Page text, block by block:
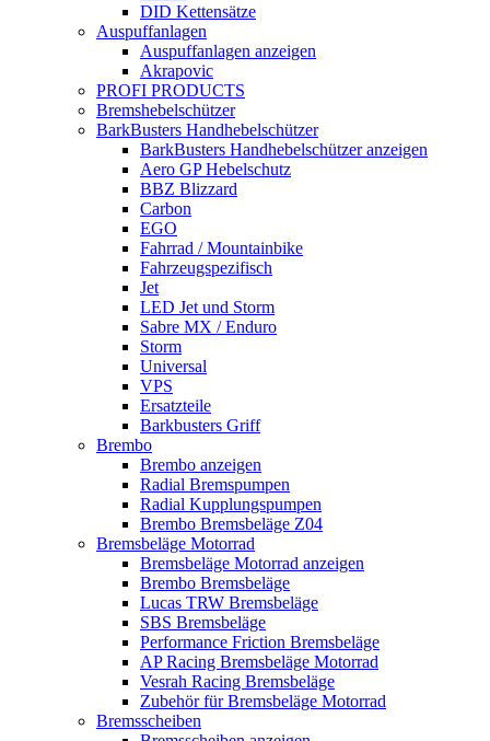
DID Kettensätze
Auspuffanlagen
Auspuffanlagen anzeigen
Akrapovic
PROFI PRODUCTS
Bremshebelschützer
BarkBusters Handhebelschützer
BarkBusters Handhebelschützer anzeigen
Aero GP Hebelschutz
BBZ Blizzard
Carbon
EGO
Fahrrad / Mountainbike
Fahrzeugspezifisch
Jet
LED Jet und Storm
Sabre MX / Enduro
Storm
Universal
VPS
Ersatzteile
Barkbusters Griff
Brembo
Brembo anzeigen
Radial Bremspumpen
Radial Kupplungspumpen
Brembo Bremsbeläge Z04
Bremsbeläge Motorrad
Bremsbeläge Motorrad anzeigen
Brembo Bremsbeläge
Lucas TRW Bremsbeläge
SBS Bremsbeläge
Performance Friction Bremsbeläge
AP Racing Bremsbeläge Motorrad
Vesrah Racing Bremsbeläge
Zubehör für Bremsbeläge Motorrad
Bremsscheiben